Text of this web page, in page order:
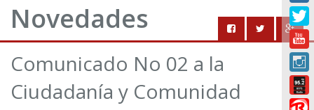
Novedades
Comunicado No 02 a la
Ciudadanía y Comunidad